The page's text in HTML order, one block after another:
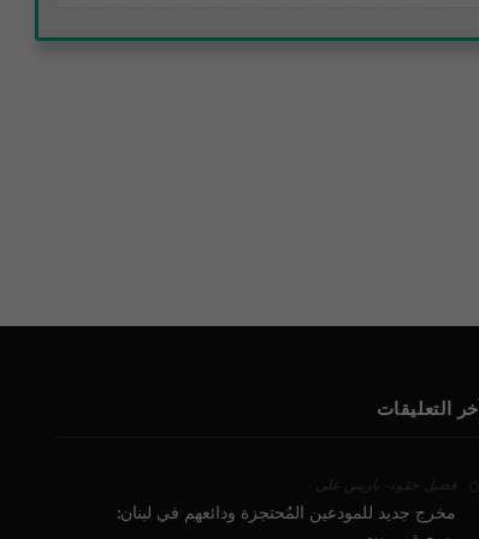
آخر التعليقات
فضيل حمّود - باريس على
مخرج جديد للمودعين المُحتجزة ودائعهم في لبنان: